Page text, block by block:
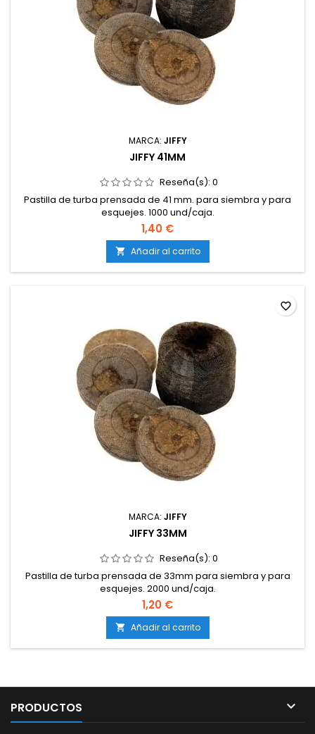
MARCA: JIFFY
JIFFY 41MM
Reseña(s): 0
Pastilla de turba prensada de 41 mm. para siembra y para
esquejes. 1000 und/caja.
1,40 €
 Añadir al carrito
MARCA: JIFFY
JIFFY 33MM
Reseña(s): 0
Pastilla de turba prensada de 33mm para siembra y para
esquejes. 2000 und/caja.
1,20 €
 Añadir al carrito
favorite_border
PRODUCTOS 